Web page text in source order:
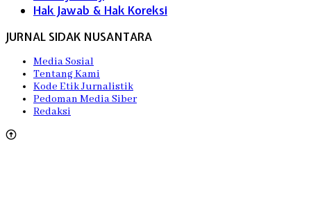
Hak Jawab & Hak Koreksi
JURNAL SIDAK NUSANTARA
Media Sosial
Tentang Kami
Kode Etik Jurnalistik
Pedoman Media Siber
Redaksi